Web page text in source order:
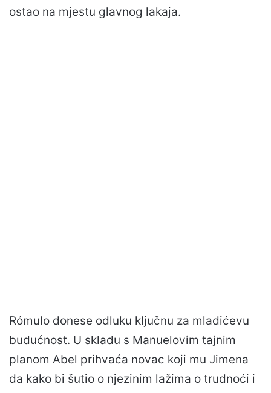
ostao na mjestu glavnog lakaja.
Rómulo donese odluku ključnu za mladićevu
budućnost. U skladu s Manuelovim tajnim
planom Abel prihvaća novac koji mu Jimena
da kako bi šutio o njezinim lažima o trudnoći i